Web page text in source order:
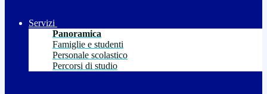
Servizi
Panoramica
Famiglie e studenti
Personale scolastico
Percorsi di studio